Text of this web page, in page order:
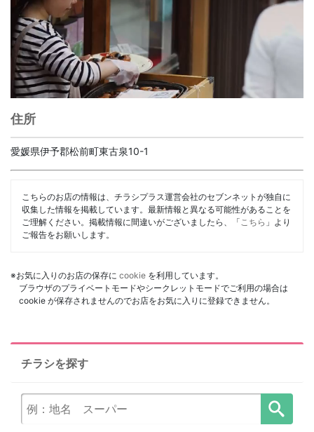
住所
愛媛県伊予郡松前町東古泉10-1
こちらのお店の情報は、チラシプラス運営会社のセブンネットが独自に
収集した情報を掲載しています。最新情報と異なる可能性があることを
ご理解ください。掲載情報に間違いがございましたら、「 こちら 」より
ご報告をお願いします。
※お気に入りのお店の保存に cookie を利用しています。
ブラウザのプライベートモードやシークレットモードでご利用の場合は
cookie が保存されませんのでお店をお気に入りに登録できません。
チラシを探す